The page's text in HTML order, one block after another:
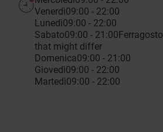
Venerdì09:00 - 22:00
Lunedì09:00 - 22:00
Sabato09:00 - 21:00Ferragosto
that might differ
Domenica09:00 - 21:00
Giovedì09:00 - 22:00
Martedì09:00 - 22:00